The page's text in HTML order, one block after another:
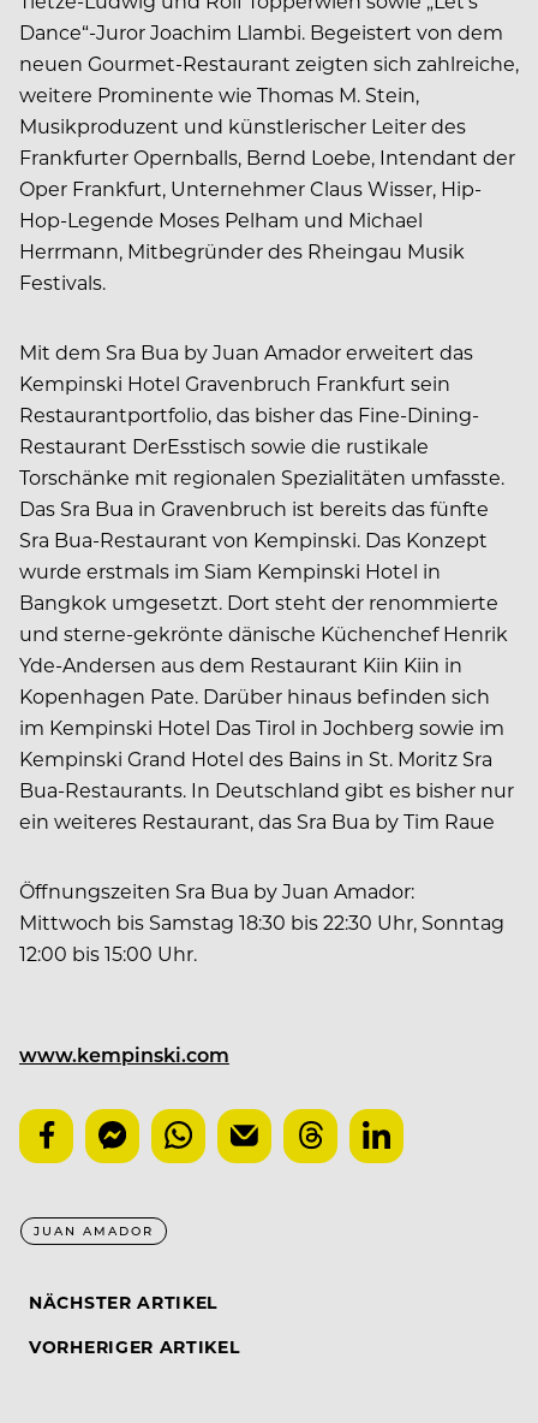
Dance“-Juror Joachim Llambi. Begeistert von dem
neuen Gourmet-Restaurant zeigten sich zahlreiche,
weitere Prominente wie Thomas M. Stein,
Musikproduzent und künstlerischer Leiter des
Frankfurter Opernballs, Bernd Loebe, Intendant der
Oper Frankfurt, Unternehmer Claus Wisser, Hip-
Hop-Legende Moses Pelham und Michael
Herrmann, Mitbegründer des Rheingau Musik
Festivals.
Mit dem Sra Bua by Juan Amador erweitert das
Kempinski Hotel Gravenbruch Frankfurt sein
Restaurantportfolio, das bisher das Fine-Dining-
Restaurant DerEsstisch sowie die rustikale
Torschänke mit regionalen Spezialitäten umfasste.
Das Sra Bua in Gravenbruch ist bereits das fünfte
Sra Bua-Restaurant von Kempinski. Das Konzept
wurde erstmals im Siam Kempinski Hotel in
Bangkok umgesetzt. Dort steht der renommierte
und sterne-gekrönte dänische Küchenchef Henrik
Yde-Andersen aus dem Restaurant Kiin Kiin in
Kopenhagen Pate. Darüber hinaus befinden sich
im Kempinski Hotel Das Tirol in Jochberg sowie im
Kempinski Grand Hotel des Bains in St. Moritz Sra
Bua-Restaurants. In Deutschland gibt es bisher nur
ein weiteres Restaurant, das Sra Bua by Tim Raue
Öffnungszeiten Sra Bua by Juan Amador:
Mittwoch bis Samstag 18:30 bis 22:30 Uhr, Sonntag
12:00 bis 15:00 Uhr.
www.kempinski.com
JUAN AMADOR
NÄCHSTER ARTIKEL
VORHERIGER ARTIKEL